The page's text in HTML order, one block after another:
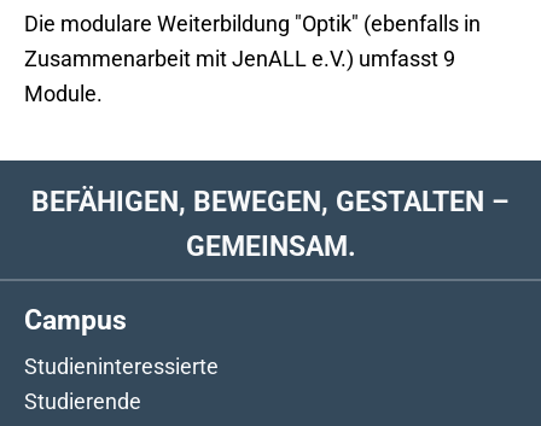
Die modulare Weiterbildung "Optik" (ebenfalls in
Zusammenarbeit mit JenALL e.V.) umfasst 9
Module.
BEFÄHIGEN, BEWEGEN, GESTALTEN –
GEMEINSAM.
Campus
Studieninteressierte
Studierende